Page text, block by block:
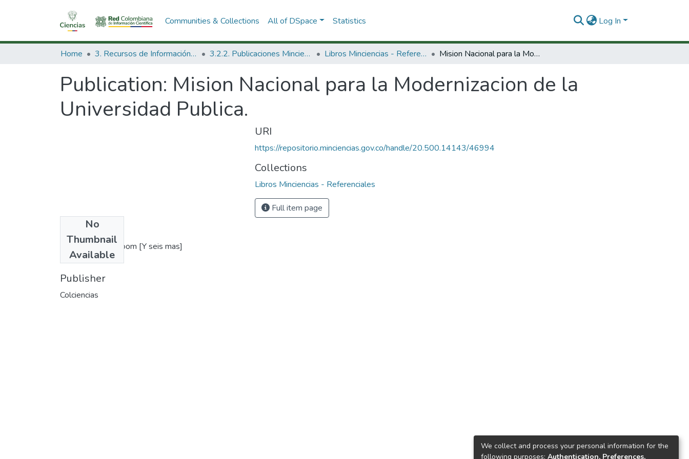
Communities & Collections All of DSpace Statistics Log In
Home 3. Recursos de Información Científica y Tecnológica 3.2.2. Publicaciones Minciencias Libros Minciencias - Referenciales Mision Nacional para la Modernizacion de la Universidad Publica.
Publication: Mision Nacional para la Modernizacion de la
Universidad Publica.
No
Thumbnail
Available
Authors
Richard L. Hogeboom [Y seis mas]
Publisher
Colciencias
URI
https://repositorio.minciencias.gov.co/handle/20.500.14143/46994
Collections
Libros Minciencias - Referenciales
Full item page
We collect and process your personal information for the
following purposes: Authentication, Preferences,